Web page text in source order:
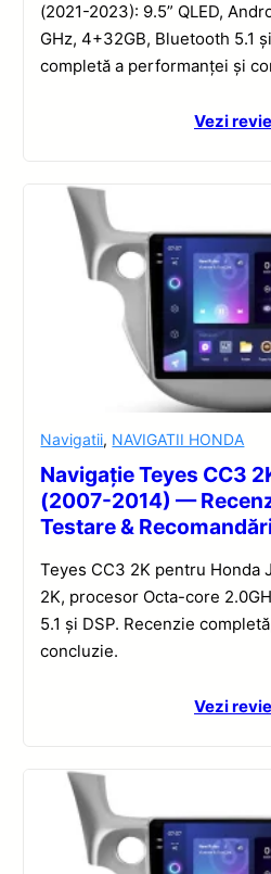
(2021-2023): 9.5” QLED,
GHz, 4+32GB, Bluetooth 5.1
completă a performanței și
Vezi
Navigatii, NAVIGATII HONDA
Navigație Teyes CC3
(2007-2014) —
Testare & Recomandări
Teyes CC3 2K pentru Honda
2K, procesor Octa-core
5.1 și DSP. Recenzie
concluzie.
Vezi